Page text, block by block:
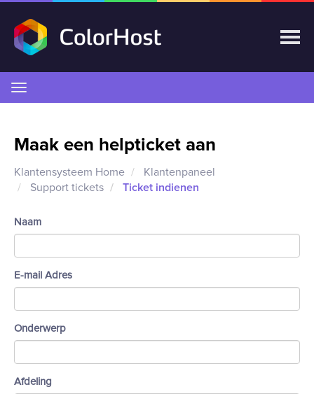
in-/uitschakelen
Maak een helpticket aan
Klantensysteem Home
Klantenpaneel
Support tickets
Ticket indienen
Naam
E-mail Adres
Onderwerp
Afdeling